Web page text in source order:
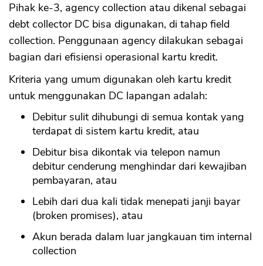
Pihak ke-3, agency collection atau dikenal sebagai
debt collector DC bisa digunakan, di tahap field
collection. Penggunaan agency dilakukan sebagai
bagian dari efisiensi operasional kartu kredit.
Kriteria yang umum digunakan oleh kartu kredit
untuk menggunakan DC lapangan adalah:
Debitur sulit dihubungi di semua kontak yang
terdapat di sistem kartu kredit, atau
Debitur bisa dikontak via telepon namun
debitur cenderung menghindar dari kewajiban
pembayaran, atau
Lebih dari dua kali tidak menepati janji bayar
(broken promises), atau
Akun berada dalam luar jangkauan tim internal
collection